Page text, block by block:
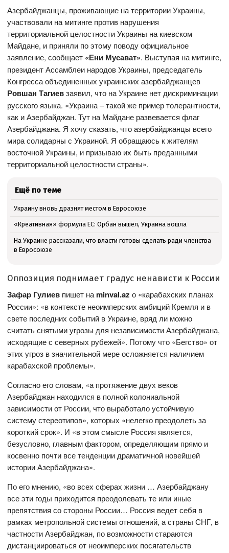
Азербайджанцы, проживающие на территории Украины,
участвовали на митинге против нарушения
территориальной целостности Украины на киевском
Майдане, и приняли по этому поводу официальное
заявление, сообщает «Ени Мусават». Выступая на митинге,
президент Ассамблеи народов Украины, председатель
Конгресса объединенных украинских азербайджанцев
Ровшан Тагиевзаявил, что на Украине нет дискриминации
русского языка. «Украина – такой же пример толерантности,
как и Азербайджан. Тут на Майдане развевается флаг
Азербайджана. Я хочу сказать, что азербайджанцы всего
мира солидарны с Украиной. Я обращаюсь к жителям
восточной Украины, и призываю их быть преданными
территориальной целостности страны».
Ещё по теме
Украину вновь дразнят местом в Евросоюзе
«Креативная» формула ЕС: Орбан вышел, Украина вошла
На Украине рассказали, что власти готовы сделать ради членства
в Евросоюзе
Оппозиция поднимает градус ненависти к России
Зафар Гулиев пишет наminval.az о «карабахских планах
России»: «в контексте неоимперских амбиций Кремля и в
свете последних событий в Украине, вряд ли можно
считать снятыми угрозы для независимости Азербайджана,
исходящие с северных рубежей». Потому что «Бегство» от
этих угроз в значительной мере осложняется наличием
карабахской проблемы».
Согласно его словам, «а протяжение двух веков
Азербайджан находился в полной колониальной
зависимости от России, что выработало устойчивую
систему стереотипов», которых «нелегко преодолеть за
короткий срок». И «в этом смысле Россия является,
безусловно, главным фактором, определяющим прямо и
косвенно почти все тенденции драматичной новейшей
истории Азербайджана».
По его мнению, «во всех сферах жизни … Азербайджану
все эти годы приходится преодолевать те или иные
препятствия со стороны России… Россия ведет себя в
рамках метропольной системы отношений, а страны СНГ, в
частности Азербайджан, по возможности стараются
дистанциироваться от неоимперских посягательств